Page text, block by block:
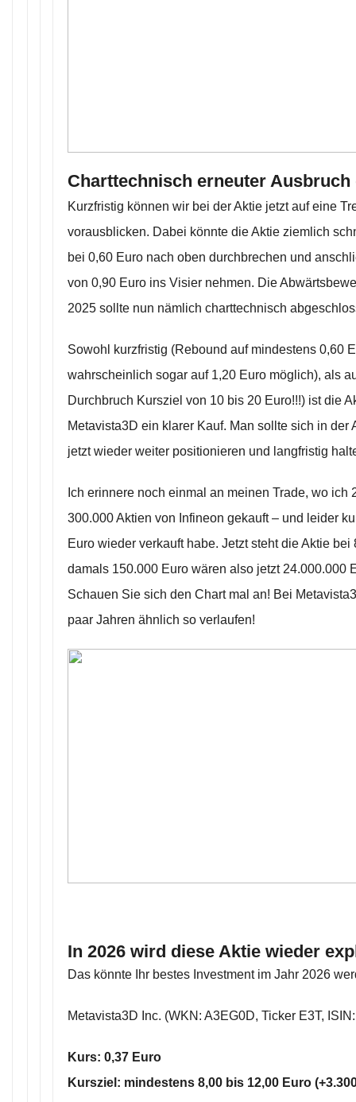
Charttechnisch erneuter Ausbruch
Kurzfristig können wir bei der Aktie jetzt auf eine
vorausblicken. Dabei könnte die Aktie ziemlich
bei 0,60 Euro nach oben durchbrechen und
von 0,90 Euro ins Visier nehmen. Die
2025 sollte nun nämlich charttechnisch
Sowohl kurzfristig (Rebound auf mindestens 0,60
wahrscheinlich sogar auf 1,20 Euro möglich), als
Durchbruch Kursziel von 10 bis 20 Euro!!!) ist die
Metavista3D ein klarer Kauf. Man sollte sich in der
jetzt wieder weiter positionieren und langfristig
Ich erinnere noch einmal an meinen Trade, wo ich
300.000 Aktien von Infineon gekauft – und leider
Euro wieder verkauft habe. Jetzt steht die Aktie bei
damals 150.000 Euro wären also jetzt 24.000.000
Schauen Sie sich den Chart mal an! Bei
paar Jahren ähnlich so verlaufen!
In 2026 wird diese Aktie wieder
Das könnte Ihr bestes Investment im Jahr 2026
Metavista3D Inc. (WKN: A3EG0D, Ticker E3T,
Kurs: 0,37 Euro
Kursziel: mindestens 8,00 bis 12,00 Euro